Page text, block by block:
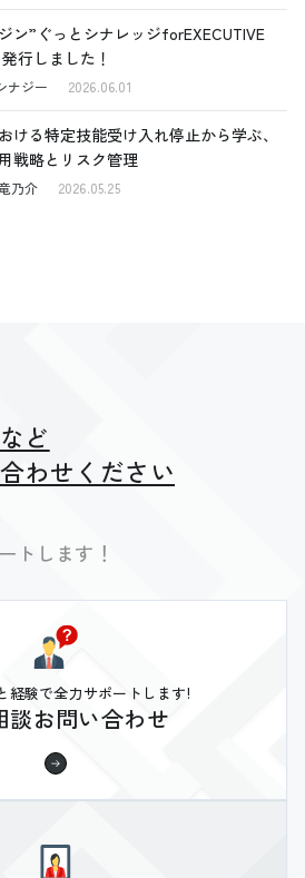
ン”ぐっとシナレッジforEXECUTIVE
行しました！
ナジー 2026.06.01
ける特定技能受け入れ停止から学ぶ、
戦略とリスク管理
乃介 2026.05.25
ど
わせください
トします！
経験で全力サポートします!
談お問い合わせ